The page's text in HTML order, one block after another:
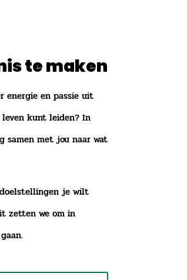
te maken
energie en passie uit
kunt leiden? In
met jou naar wat
je wilt
zetten we om in